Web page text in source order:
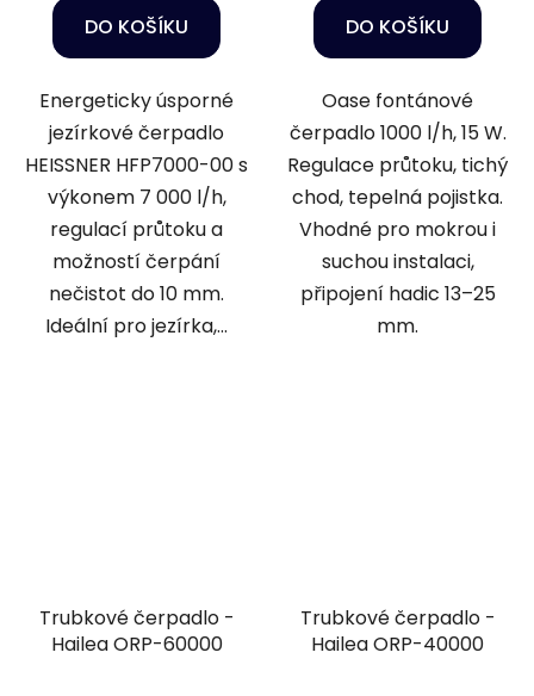
DO KOŠÍKU
Energeticky úsporné
jezírkové čerpadlo
HEISSNER HFP7000-00 s
výkonem 7 000 l/h,
regulací průtoku a
možností čerpání
nečistot do 10 mm.
Ideální pro jezírka,...
DO KOŠÍKU
Oase fontánové
čerpadlo 1000 l/h, 15 W.
Regulace průtoku, tichý
chod, tepelná pojistka.
Vhodné pro mokrou i
suchou instalaci,
připojení hadic 13–25
mm.
Trubkové čerpadlo -
Hailea ORP-60000
Trubkové čerpadlo -
Hailea ORP-40000